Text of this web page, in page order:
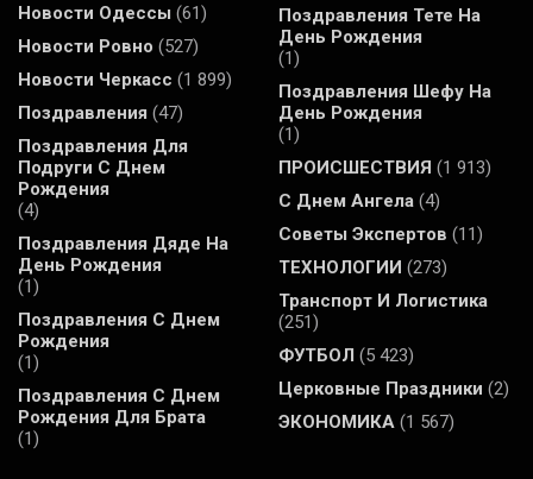
Новости Одессы (61)
Новости Ровно (527)
Новости Черкасс (1 899)
Поздравления (47)
Поздравления Для
Подруги С Днем
Рождения
(4)
Поздравления Дяде На
День Рождения
(1)
Поздравления С Днем
Рождения
(1)
Поздравления С Днем
Рождения Для Брата
(1)
Поздравления Тете На
День Рождения
(1)
Поздравления Шефу На
День Рождения
(1)
ПРОИСШЕСТВИЯ (1 913)
С Днем Ангела (4)
Советы Экспертов (11)
ТЕХНОЛОГИИ (273)
Транспорт И Логистика
(251)
ФУТБОЛ (5 423)
Церковные Праздники (2)
ЭКОНОМИКА (1 567)